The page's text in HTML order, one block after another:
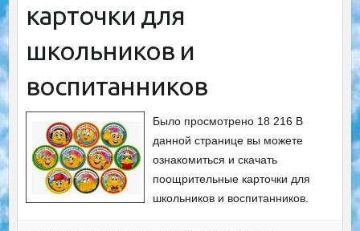
карточки для
школьников и
воспитанников
Было просмотрено 18 216 В
данной странице вы можете
ознакомиться и скачать
поощрительные карточки для
школьников и воспитанников.